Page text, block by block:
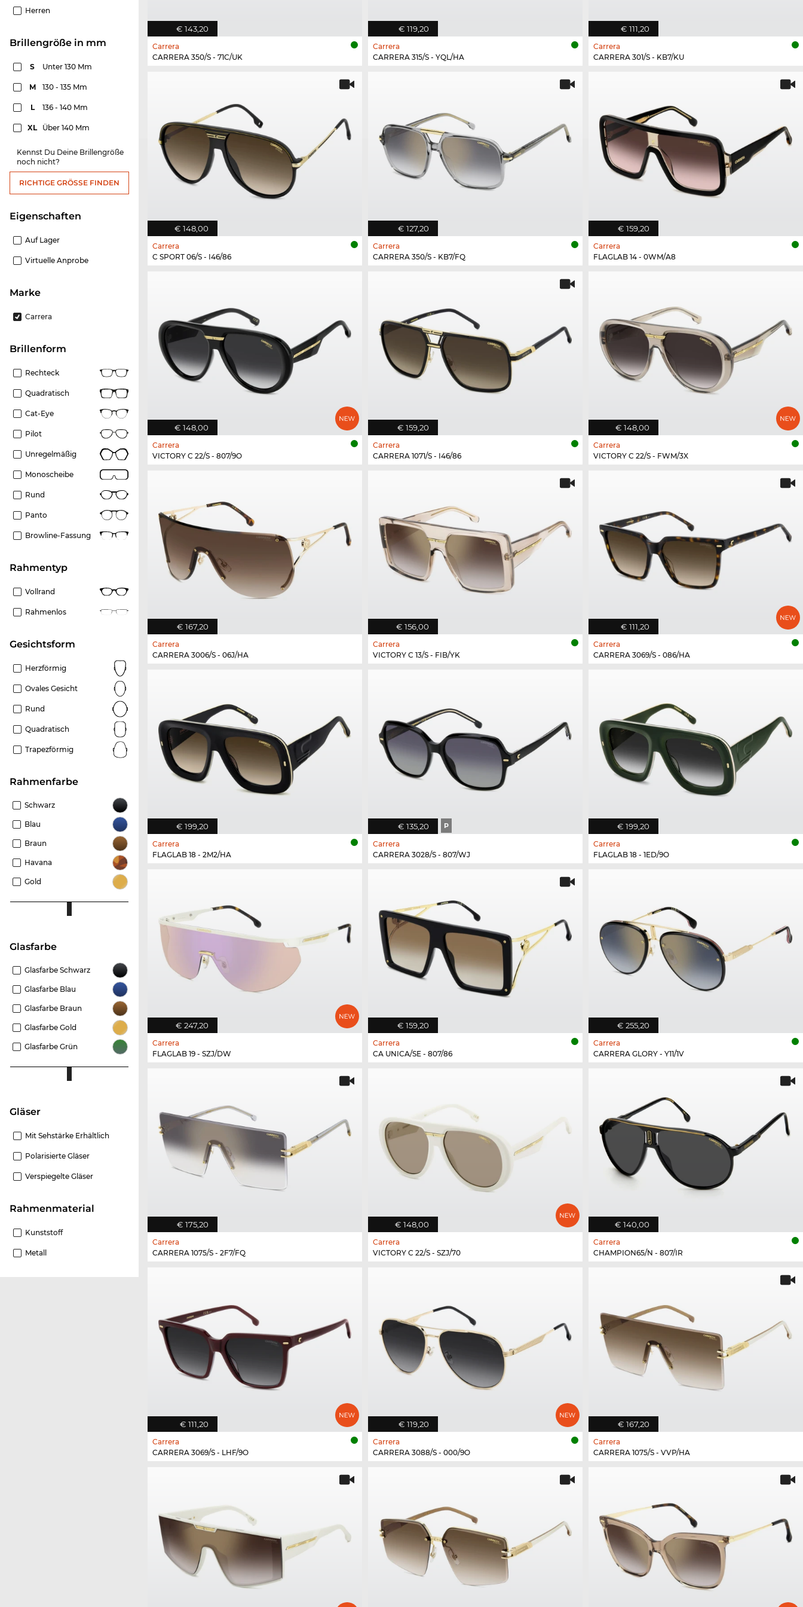
Herren
Brillengröße in mm
S Unter 130 Mm
M 130 - 135 Mm
L 136 - 140 Mm
XL Über 140 Mm
Kennst Du Deine Brillengröße
noch nicht?
RICHTIGE GRÖSSE FINDEN
Eigenschaften
Auf Lager
Virtuelle Anprobe
Marke
Carrera
Brillenform
Rechteck
Quadratisch
Cat-Eye
Pilot
Unregelmäßig
Monoscheibe
Rund
Panto
Browline-Fassung
Rahmentyp
Vollrand
Rahmenlos
Gesichtsform
Herzförmig
Ovales Gesicht
Rund
Quadratisch
Trapezförmig
Rahmenfarbe
Schwarz
Blau
Braun
Havana
Gold
Glasfarbe
Glasfarbe Schwarz
Glasfarbe Blau
Glasfarbe Braun
Glasfarbe Gold
Glasfarbe Grün
Gläser
Mit Sehstärke Erhältlich
Polarisierte Gläser
Verspiegelte Gläser
Rahmenmaterial
Kunststoff
Metall
€ 143,20
Carrera
CARRERA 350/S - 71C/UK
€ 119,20
Carrera
CARRERA 315/S - YQL/HA
€ 111,20
Carrera
CARRERA 301/S - KB7/KU
€ 148,00
Carrera
C SPORT 06/S - I46/86
€ 127,20
Carrera
CARRERA 350/S - KB7/FQ
€ 159,20
Carrera
FLAGLAB 14 - 0WM/A8
€ 148,00
Carrera
VICTORY C 22/S - 807/9O
€ 159,20
Carrera
CARRERA 1071/S - I46/86
€ 148,00
Carrera
VICTORY C 22/S - FWM/3X
€ 167,20
Carrera
CARRERA 3006/S - 06J/HA
€ 156,00
Carrera
VICTORY C 13/S - FIB/YK
€ 111,20
Carrera
CARRERA 3069/S - 086/HA
€ 199,20
Carrera
FLAGLAB 18 - 2M2/HA
€ 135,20 P
Carrera
CARRERA 3028/S - 807/WJ
€ 199,20
Carrera
FLAGLAB 18 - 1ED/9O
€ 247,20
Carrera
FLAGLAB 19 - SZJ/DW
€ 159,20
Carrera
CA UNICA/SE - 807/86
€ 255,20
Carrera
CARRERA GLORY - Y11/1V
€ 175,20
Carrera
CARRERA 1075/S - 2F7/FQ
€ 148,00
Carrera
VICTORY C 22/S - SZJ/70
€ 140,00
Carrera
CHAMPION65/N - 807/IR
€ 111,20
Carrera
CARRERA 3069/S - LHF/9O
€ 119,20
Carrera
CARRERA 3088/S - 000/9O
€ 167,20
Carrera
CARRERA 1075/S - VVP/HA